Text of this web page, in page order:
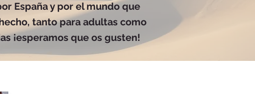
España y por el mundo que
tanto para adultas como
¡esperamos que os gusten!